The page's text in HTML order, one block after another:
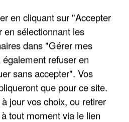
en cliquant sur "Accepter
en sélectionnant les
dans "Gérer mes
refuser en
sans accepter". Vos
que pour ce site.
jour vos choix, ou retirer
tout moment via le lien